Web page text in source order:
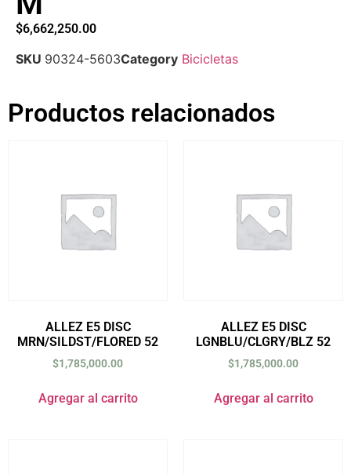
$6,662,250.00
SKU 90324-5603Category Bicicletas
Productos relacionados
ALLEZ E5 DISC
MRN/SILDST/FLORED 52
$1,785,000.00
Agregar al carrito
ALLEZ E5 DISC
LGNBLU/CLGRY/BLZ 52
$1,785,000.00
Agregar al carrito